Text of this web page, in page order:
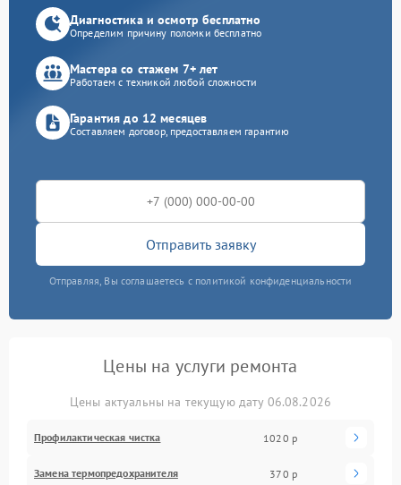
Диагностика и осмотр бесплатно
Определим причину поломки бесплатно
Мастера со стажем 7+ лет
Работаем с техникой любой сложности
Гарантия до 12 месяцев
Составляем договор, предоставляем гарантию
Отправить заявку
Отправляя, Вы соглашаетесь с политикой конфиденциальности
Цены на услуги ремонта
Цены актуальны на текущую дату 06.08.2026
Профилактическая чистка 1020 р
Замена термопредохранителя 370 р